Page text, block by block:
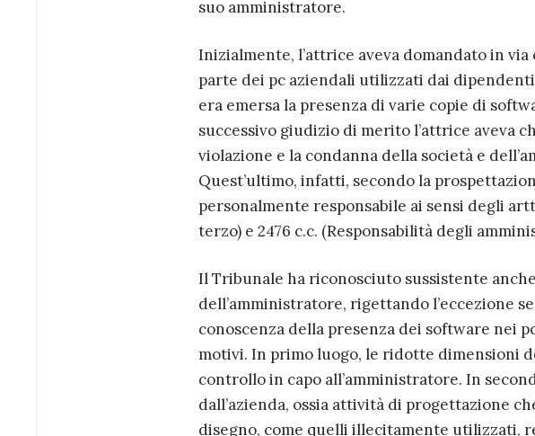
suo amministratore.
Inizialmente, l’attrice aveva domandato in
parte dei pc aziendali utilizzati dai
era emersa la presenza di varie copie di
successivo giudizio di merito l’attrice aveva
violazione e la condanna della società e
Quest’ultimo, infatti, secondo la
personalmente responsabile ai sensi degli
terzo) e 2476 c.c. (Responsabilità degli
Il Tribunale ha riconosciuto sussistente
dell’amministratore, rigettando l’eccezione
conoscenza della presenza dei software nei
motivi. In primo luogo, le ridotte dimensioni
controllo in capo all’amministratore. In
dall’azienda, ossia attività di progettazione
disegno, come quelli illecitamente utilizzati,